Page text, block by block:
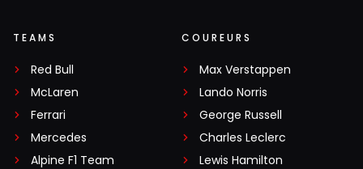
TEAMS
Red Bull
McLaren
Ferrari
Mercedes
Alpine F1 Team
COUREURS
Max Verstappen
Lando Norris
George Russell
Charles Leclerc
Lewis Hamilton